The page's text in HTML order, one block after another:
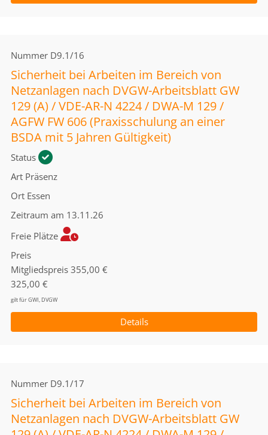
Nummer D9.1/16
Sicherheit bei Arbeiten im Bereich von
Netzanlagen nach DVGW-Arbeitsblatt GW
129 (A) / VDE-AR-N 4224 / DWA-M 129 /
AGFW FW 606 (Praxisschulung an einer
BSDA mit 5 Jahren Gültigkeit)
Status
Art Präsenz
Ort Essen
Zeitraum am 13.11.26
Freie Plätze
Preis
Mitgliedspreis 355,00 €
325,00 €
gilt für GWI, DVGW
Details
Nummer D9.1/17
Sicherheit bei Arbeiten im Bereich von
Netzanlagen nach DVGW-Arbeitsblatt GW